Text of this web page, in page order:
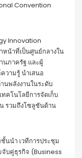
Convention
Innovation
น้าที่เป็นศูนย์กลางใน
นภาครัฐ และผู้
วามรู้ นำเสนอ
นพลังงานในระดับ
คโนโลยีการจัดเก็บ
รวมถึงโซลูชันด้าน
นนำ เวทีการประชุม
บคู่ธุรกิจ (Business